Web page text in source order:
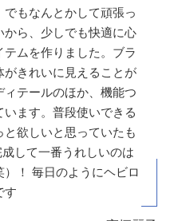
もなんとかして頑張っ
ら、少しでも快適に心
ムを作りました。ブラ
がきれいに見えることが
テールのほか、機能つ
ます。普段使いできる
欲しいと思っていたも
して一番うれしいのは
）！ 毎日のようにヘビロ
す